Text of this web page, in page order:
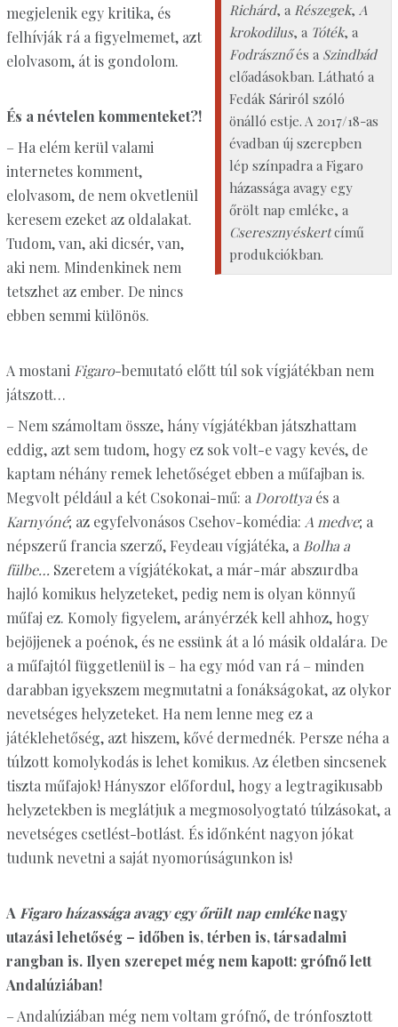
Richárd, a Részegek, A
krokodilus, a Tóték, a
Fodrásznőés a Szindbád
előadásokban. Látható a
Fedák Sáriról szóló
önálló estje. A 2017/18-as
évadban új szerepben
lép színpadra a Figaro
házassága avagy egy
őrölt nap emléke, a
Cseresznyéskertcímű
produkciókban.
megjelenik egy kritika, és
felhívják rá a figyelmemet, azt
elolvasom, át is gondolom.
És a névtelen kommenteket?!
– Ha elém kerül valami
internetes komment,
elolvasom, de nem okvetlenül
keresem ezeket az oldalakat.
Tudom, van, aki dicsér, van,
aki nem. Mindenkinek nem
tetszhet az ember. De nincs
ebben semmi különös.
A mostani Figaro-bemutató előtt túl sok vígjátékban nem
játszott…
– Nem számoltam össze, hány vígjátékban játszhattam
eddig, azt sem tudom, hogy ez sok volt-e vagy kevés, de
kaptam néhány remek lehetőséget ebben a műfajban is.
Megvolt például a két Csokonai-mű: a Dorottya és a
Karnyóné; az egyfelvonásos Csehov-komédia: A medve; a
népszerű francia szerző, Feydeau vígjátéka, a Bolha a
fülbe… Szeretem a vígjátékokat, a már-már abszurdba
hajló komikus helyzeteket, pedig nem is olyan könnyű
műfaj ez. Komoly figyelem, arányérzék kell ahhoz, hogy
bejöjjenek a poénok, és ne essünk át a ló másik oldalára. De
a műfajtól függetlenül is – ha egy mód van rá – minden
darabban igyekszem megmutatni a fonákságokat, az olykor
nevetséges helyzeteket. Ha nem lenne meg ez a
játéklehetőség, azt hiszem, kővé dermednék. Persze néha a
túlzott komolykodás is lehet komikus. Az életben sincsenek
tiszta műfajok! Hányszor előfordul, hogy a legtragikusabb
helyzetekben is meglátjuk a megmosolyogtató túlzásokat, a
nevetséges csetlést-botlást. És időnként nagyon jókat
tudunk nevetni a saját nyomorúságunkon is!
AFigaro házassága avagy egy őrült nap emlékenagy
utazási lehetőség – időben is, térben is, társa­dalmi
rangban is. Ilyen szerepet még nem kapott: grófnő lett
Andalúziában!
– Andalúziában még nem voltam grófnő, de trónfosztott